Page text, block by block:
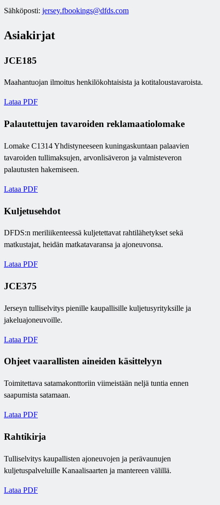
Sähköposti: jersey.fbookings@dfds.com
Asiakirjat
JCE185
Maahantuojan ilmoitus henkilökohtaisista ja kotitaloustavaroista.
Lataa PDF
Palautettujen tavaroiden reklamaatiolomake
Lomake C1314 Yhdistyneeseen kuningaskuntaan palaavien
tavaroiden tullimaksujen, arvonlisäveron ja valmisteveron
palautusten hakemiseen.
Lataa PDF
Kuljetusehdot
DFDS:n meriliikenteessä kuljetettavat rahtilähetykset sekä
matkustajat, heidän matkatavaransa ja ajoneuvonsa.
Lataa PDF
JCE375
Jerseyn tulliselvitys pienille kaupallisille kuljetusyrityksille ja
jakeluajoneuvoille.
Lataa PDF
Ohjeet vaarallisten aineiden käsittelyyn
Toimitettava satamakonttoriin viimeistään neljä tuntia ennen
saapumista satamaan.
Lataa PDF
Rahtikirja
Tulliselvitys kaupallisten ajoneuvojen ja perävaunujen
kuljetuspalveluille Kanaalisaarten ja mantereen välillä.
Lataa PDF